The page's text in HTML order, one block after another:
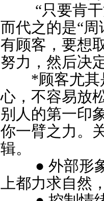
“只要肯干
而代之的是“
有顾客，要想
努力，然后决
*顾客尤其是
心，不容易放
别人的第一印
你一臂之力。
辑。
● 外部形象
上都力求自然